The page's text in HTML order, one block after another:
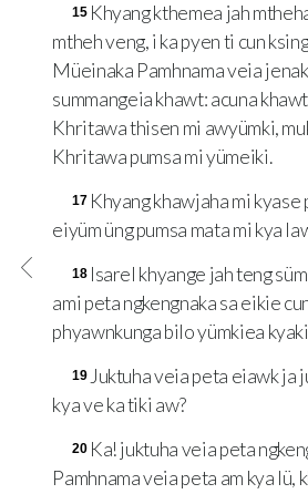
15 Khyang kthemea jah
mtheh veng, i ka pyen ti cun
Müeinaka Pamhnama veia
summangeia khawt: acuna
Khritawa thisen mi awyümki,
Khritawa pumsa mi yümeiki.
17 Khyang khawjaha mi kyase
eiyüm üng pumsa mata mi kya
18 Isarel khyange jah teng
ami peta ngkengnaka sa eikie
phyawnkunga bilo yümkiea
19 Juktuha veia peta eiawk ja
kya ve ka tiki aw?
20 Ka! juktuha veia peta
Pamhnama veia peta am kya lü,